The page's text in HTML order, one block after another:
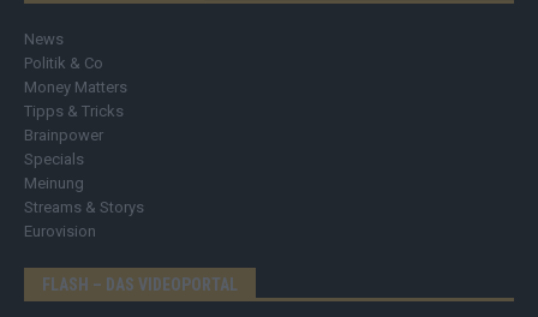
News
Politik & Co
Money Matters
Tipps & Tricks
Brainpower
Specials
Meinung
Streams & Storys
Eurovision
FLASH – DAS VIDEOPORTAL